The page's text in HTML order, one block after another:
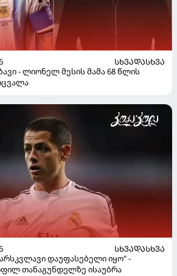
ᲡᲮᲕᲐᲓᲐᲡᲮᲕᲐ
- ლიონელ მესის მამა 68 წლის
ᲡᲮᲕᲐᲓᲐᲡᲮᲕᲐ
დაუფასებელი იყო" -
თანაგუნდელზე ისაუბრა